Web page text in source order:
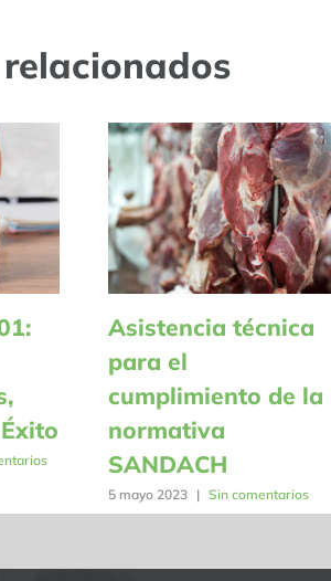
Asistencia técnica
para el
cumplimiento de la
normativa
SANDACH
5 mayo 2023 | Sin comentarios